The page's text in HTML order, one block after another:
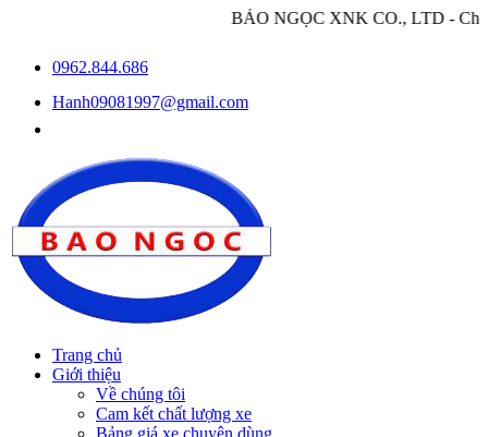
BẢO NGỌC XNK CO., LTD - Chuyên
0962.844.686
Hanh09081997@gmail.com
Trang chủ
Giới thiệu
Về chúng tôi
Cam kết chất lượng xe
Bảng giá xe chuyên dùng